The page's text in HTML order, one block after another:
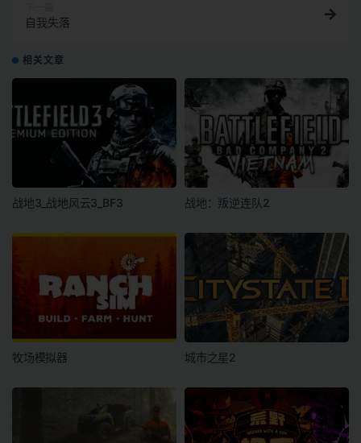
自我失落
相关文章
战地3_战地风云3_BF3 战地：叛逆连队2
牧场模拟器 城市之星2